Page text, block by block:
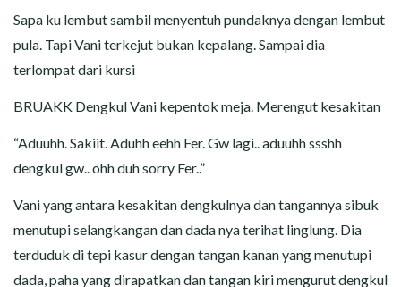
Sapa ku lembut sambil menyentuh pundaknya dengan lembut
pula. Tapi Vani terkejut bukan kepalang. Sampai dia
terlompat dari kursi
BRUAKK Dengkul Vani kepentok meja. Merengut kesakitan
“Aduuhh. Sakiit. Aduhh eehh Fer. Gw lagi.. aduuhh ssshh
dengkul gw.. ohh duh sorry Fer..”
Vani yang antara kesakitan dengkulnya dan tangannya sibuk
menutupi selangkangan dan dada nya terihat linglung. Dia
terduduk di tepi kasur dengan tangan kanan yang menutupi
dada, paha yang dirapatkan dan tangan kiri mengurut dengkul